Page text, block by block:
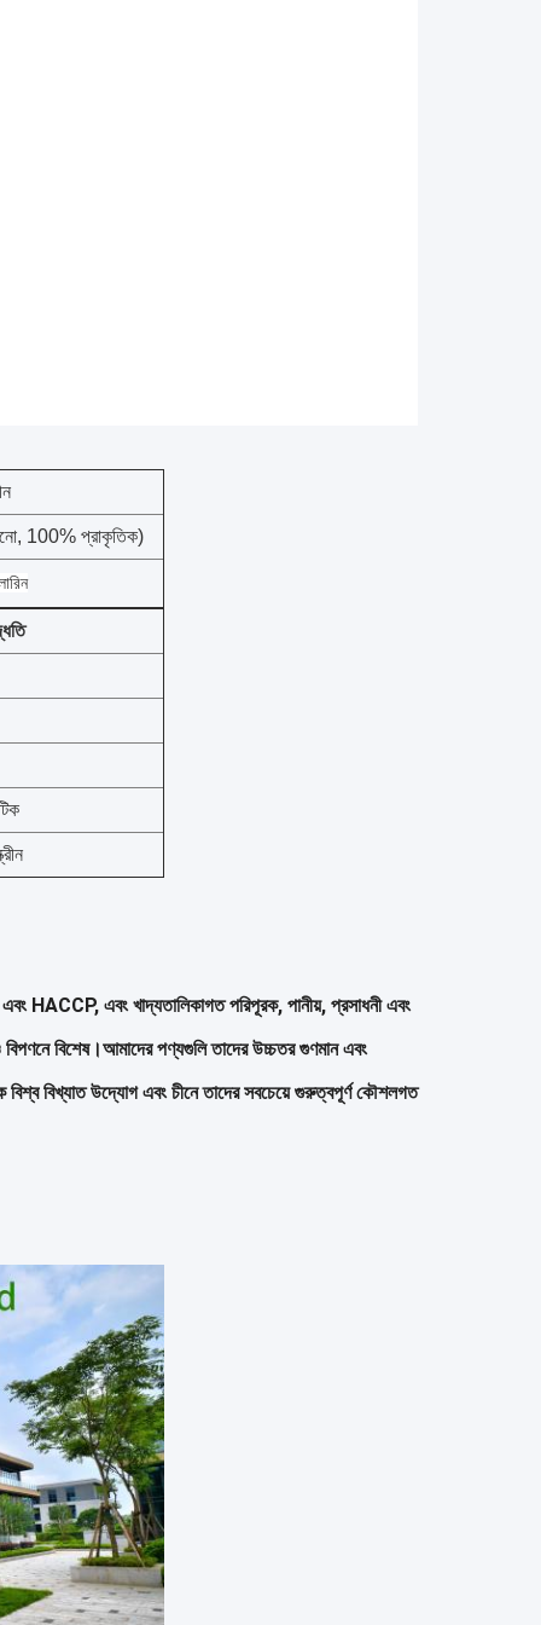
100% প্রাকৃতিক)
এবং খাদ্যতালিকাগত পরিপূরক, পানীয়, প্রসাধনী এবং
বিপণনে বিশেষ।আমাদের পণ্যগুলি তাদের উচ্চতর গুণমান এবং
বিখ্যাত উদ্যোগ এবং চীনে তাদের সবচেয়ে গুরুত্বপূর্ণ কৌশলগত